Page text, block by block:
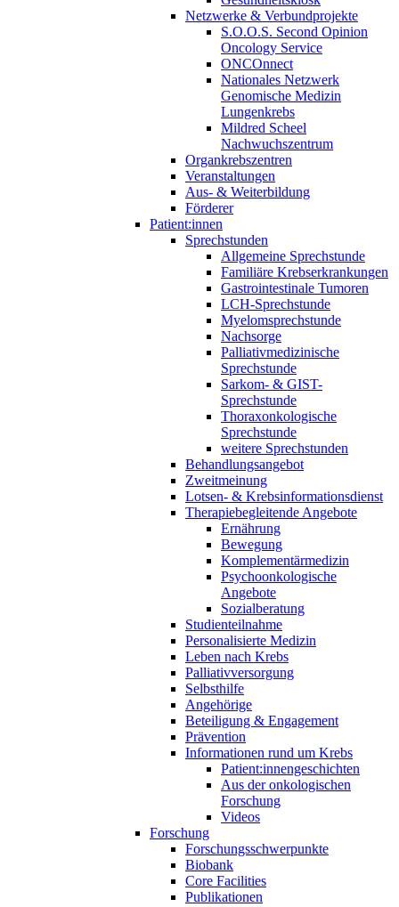
Netzwerke & Verbundprojekte
S.O.O.S. Second Opinion
Oncology Service
ONCOnnect
Nationales Netzwerk
Genomische Medizin
Lungenkrebs
Mildred Scheel
Nachwuchszentrum
Organkrebszentren
Veranstaltungen
Aus- & Weiterbildung
Förderer
Patient:innen
Sprechstunden
Allgemeine Sprechstunde
Familiäre Krebserkrankungen
Gastrointestinale Tumoren
LCH-Sprechstunde
Myelomsprechstunde
Nachsorge
Palliativmedizinische
Sprechstunde
Sarkom- & GIST-
Sprechstunde
Thoraxonkologische
Sprechstunde
weitere Sprechstunden
Behandlungsangebot
Zweitmeinung
Lotsen- & Krebsinformationsdienst
Therapiebegleitende Angebote
Ernährung
Bewegung
Komplementärmedizin
Psychoonkologische
Angebote
Sozialberatung
Studienteilnahme
Personalisierte Medizin
Leben nach Krebs
Palliativversorgung
Selbsthilfe
Angehörige
Beteiligung & Engagement
Prävention
Informationen rund um Krebs
Patient:innengeschichten
Aus der onkologischen
Forschung
Videos
Forschung
Forschungsschwerpunkte
Biobank
Core Facilities
Publikationen